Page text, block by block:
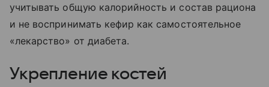
учитывать общую калорийность и состав рациона
и не воспринимать кефир как самостоятельное
«лекарство» от диабета.
Укрепление костей